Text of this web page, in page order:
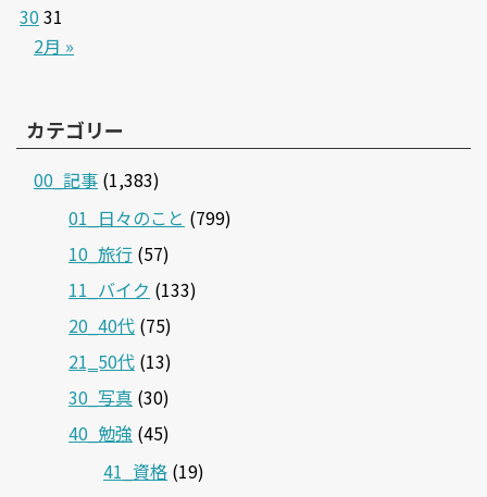
3031
2月 »
カテゴリー
00_記事 (1,383)
01_日々のこと (799)
10_旅行 (57)
11_バイク (133)
20_40代 (75)
21‗50代 (13)
30_写真 (30)
40_勉強 (45)
41_資格 (19)